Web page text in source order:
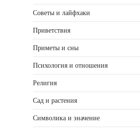
Советы и лайфхаки
Приветствия
Приметы и сны
Психология и отношения
Религия
Сад и растения
Символика и значение